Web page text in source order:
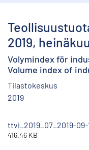
2019, heinäkuu
Volymindex för
Volume index of
Tilastokeskus
2019
ttvi_2019_07_2019-
416.46 KB